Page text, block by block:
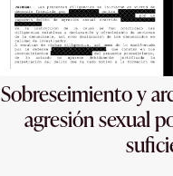
Sobreseimiento y
agresión sexual